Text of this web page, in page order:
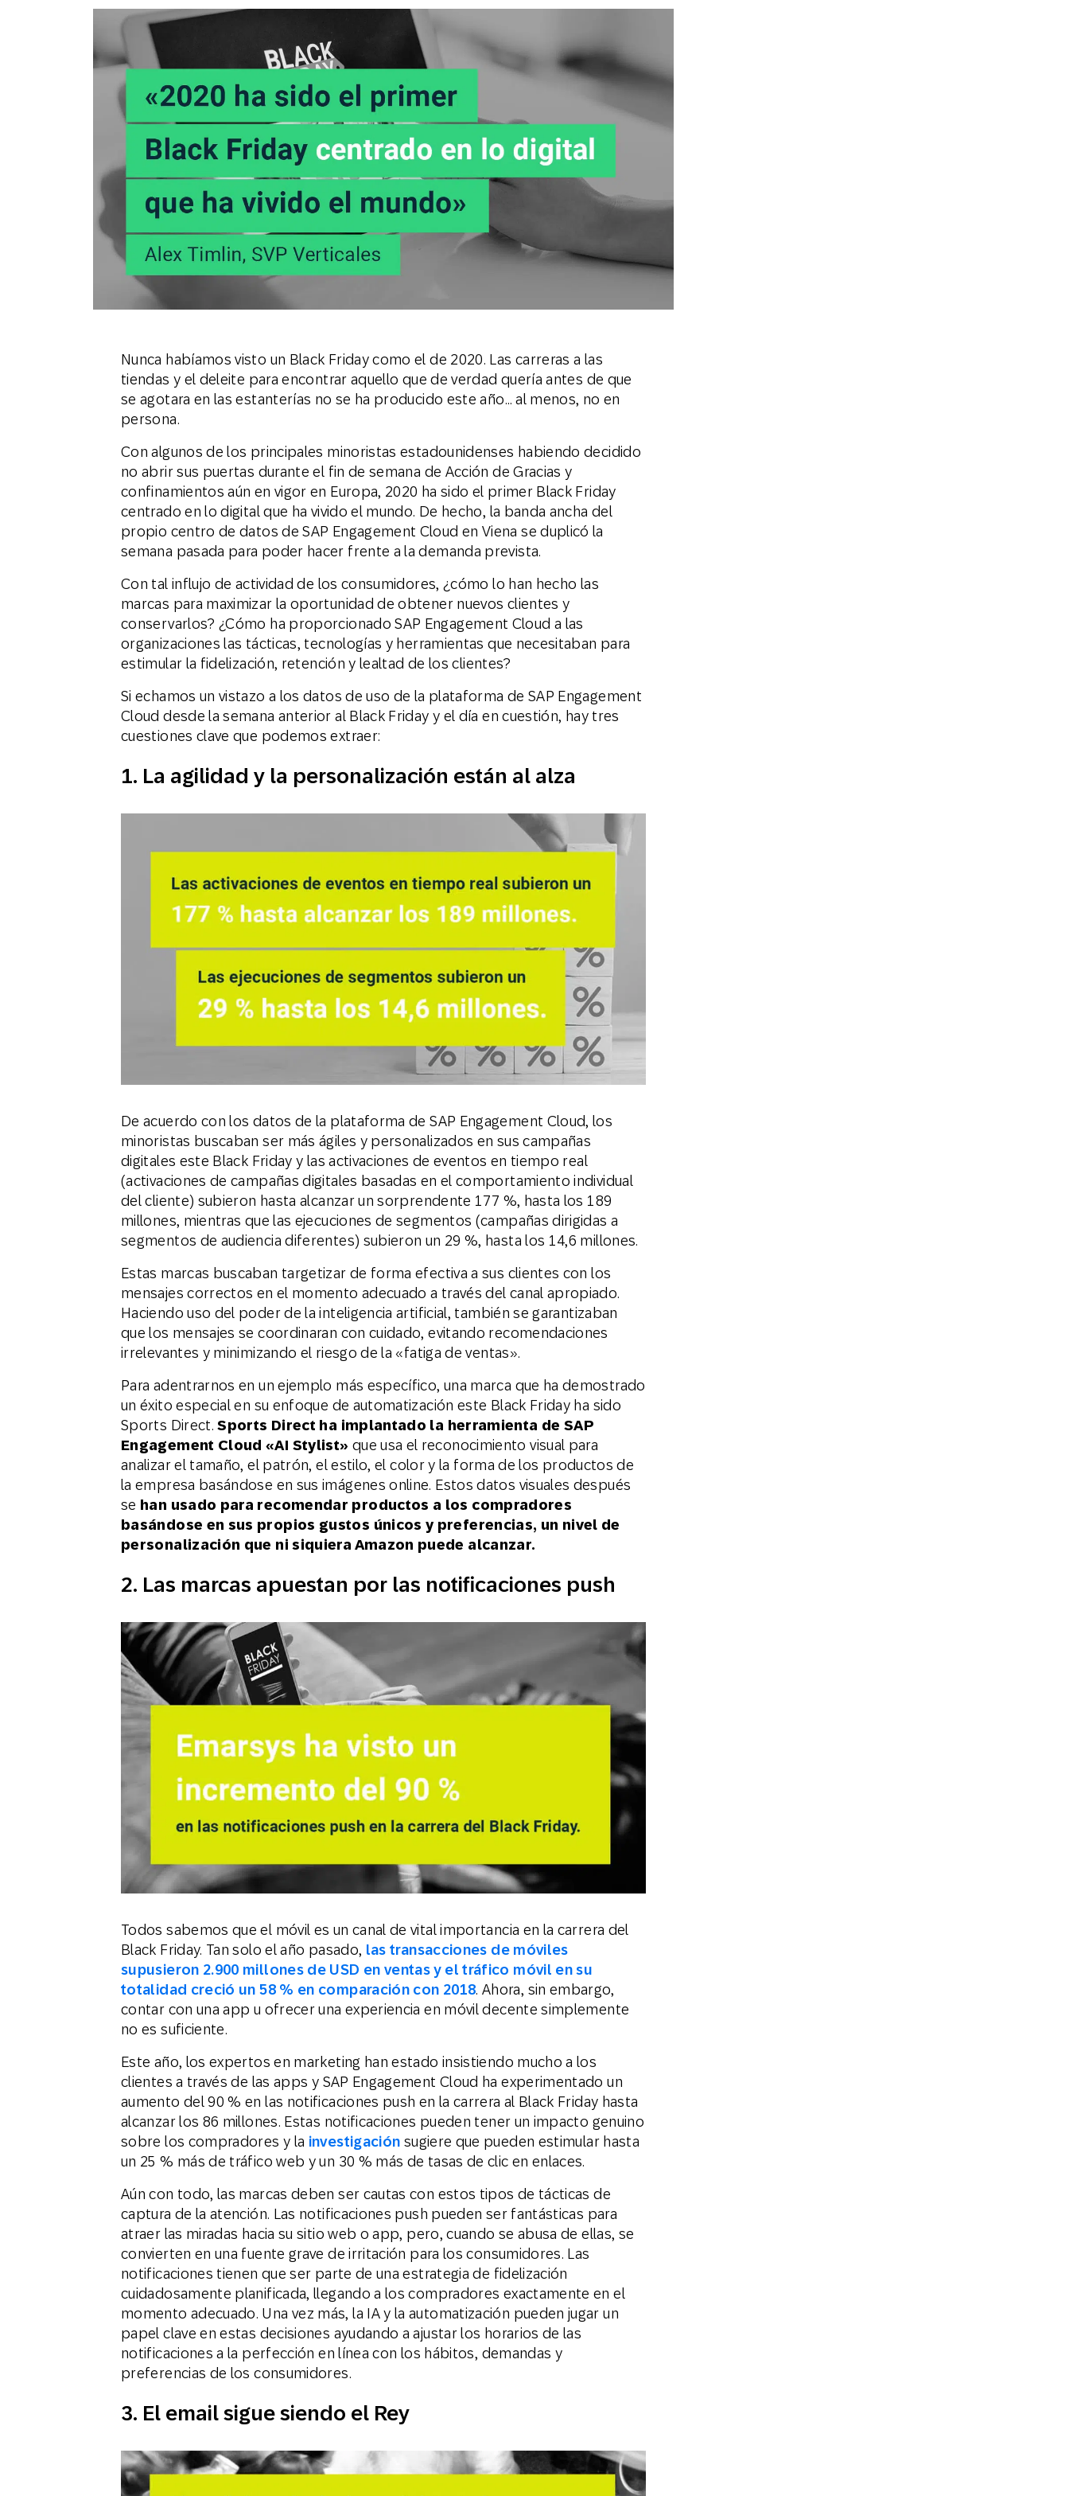
Mobile Wallet
Mensajería
conversacional
Correo directo
Nunca habíamos visto un Black Friday como el de 2020. Las carreras a las
tiendas y el deleite para encontrar aquello que de verdad quería antes de que
se agotara en las estanterías no se ha producido este año… al menos, no en
persona.
Con algunos de los principales minoristas estadounidenses habiendo decidido
no abrir sus puertas durante el fin de semana de Acción de Gracias y
confinamientos aún en vigor en Europa, 2020 ha sido el primer Black Friday
centrado en lo digital que ha vivido el mundo. De hecho, la banda ancha del
propio centro de datos de SAP Engagement Cloud en Viena se duplicó la
semana pasada para poder hacer frente a la demanda prevista.
Con tal influjo de actividad de los consumidores, ¿cómo lo han hecho las
marcas para maximizar la oportunidad de obtener nuevos clientes y
conservarlos? ¿Cómo ha proporcionado SAP Engagement Cloud a las
organizaciones las tácticas, tecnologías y herramientas que necesitaban para
estimular la fidelización, retención y lealtad de los clientes?
Si echamos un vistazo a los datos de uso de la plataforma de SAP Engagement
Cloud desde la semana anterior al Black Friday y el día en cuestión, hay tres
cuestiones clave que podemos extraer:
1. La agilidad y la personalización están al alza
De acuerdo con los datos de la plataforma de SAP Engagement Cloud, los
minoristas buscaban ser más ágiles y personalizados en sus campañas
digitales este Black Friday y las activaciones de eventos en tiempo real
(activaciones de campañas digitales basadas en el comportamiento individual
del cliente) subieron hasta alcanzar un sorprendente 177 %, hasta los 189
millones, mientras que las ejecuciones de segmentos (campañas dirigidas a
segmentos de audiencia diferentes) subieron un 29 %, hasta los 14,6 millones.
Estas marcas buscaban targetizar de forma efectiva a sus clientes con los
mensajes correctos en el momento adecuado a través del canal apropiado.
Haciendo uso del poder de la inteligencia artificial, también se garantizaban
que los mensajes se coordinaran con cuidado, evitando recomendaciones
irrelevantes y minimizando el riesgo de la «fatiga de ventas».
Para adentrarnos en un ejemplo más específico, una marca que ha demostrado
un éxito especial en su enfoque de automatización este Black Friday ha sido
Sports Direct.Sports Direct ha implantado la herramienta de SAP
Engagement Cloud «AI Stylist» que usa el reconocimiento visual para
analizar el tamaño, el patrón, el estilo, el color y la forma de los productos de
la empresa basándose en sus imágenes online. Estos datos visuales después
se han usado para recomendar productos a los compradores
basándose en sus propios gustos únicos y preferencias, un nivel de
personalización que ni siquiera Amazon puede alcanzar.
2. Las marcas apuestan por las notificaciones push
Todos sabemos que el móvil es un canal de vital importancia en la carrera del
Black Friday. Tan solo el año pasado, las transacciones de móviles
supusieron 2.900 millones de USD en ventas y el tráfico móvil en su
totalidad creció un 58 % en comparación con 2018. Ahora, sin embargo,
contar con una app u ofrecer una experiencia en móvil decente simplemente
no es suficiente.
Este año, los expertos en marketing han estado insistiendo mucho a los
clientes a través de las apps y SAP Engagement Cloud ha experimentado un
aumento del 90 % en las notificaciones push en la carrera al Black Friday hasta
alcanzar los 86 millones. Estas notificaciones pueden tener un impacto genuino
sobre los compradores y la investigación sugiere que pueden estimular hasta
un 25 % más de tráfico web y un 30 % más de tasas de clic en enlaces.
Aún con todo, las marcas deben ser cautas con estos tipos de tácticas de
captura de la atención. Las notificaciones push pueden ser fantásticas para
atraer las miradas hacia su sitio web o app, pero, cuando se abusa de ellas, se
convierten en una fuente grave de irritación para los consumidores. Las
notificaciones tienen que ser parte de una estrategia de fidelización
cuidadosamente planificada, llegando a los compradores exactamente en el
momento adecuado. Una vez más, la IA y la automatización pueden jugar un
papel clave en estas decisiones ayudando a ajustar los horarios de las
notificaciones a la perfección en línea con los hábitos, demandas y
preferencias de los consumidores.
3. El email sigue siendo el Rey